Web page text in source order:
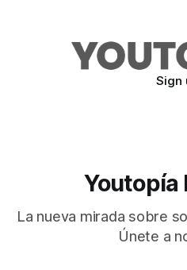
Sign
Youtopía
La nueva mirada sobre
Únete a